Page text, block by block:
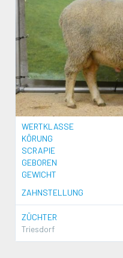
WERTKLASSE
KÖRUNG
SCRAPIE
GEBOREN
GEWICHT
ZAHNSTELLUNG
ZÜCHTER
Triesdorf